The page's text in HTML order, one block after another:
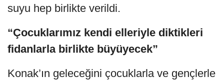
suyu hep birlikte verildi.
“Çocuklarımız kendi elleriyle diktikleri
fidanlarla birlikte büyüyecek”
Konak’ın geleceğini çocuklarla ve gençlerle